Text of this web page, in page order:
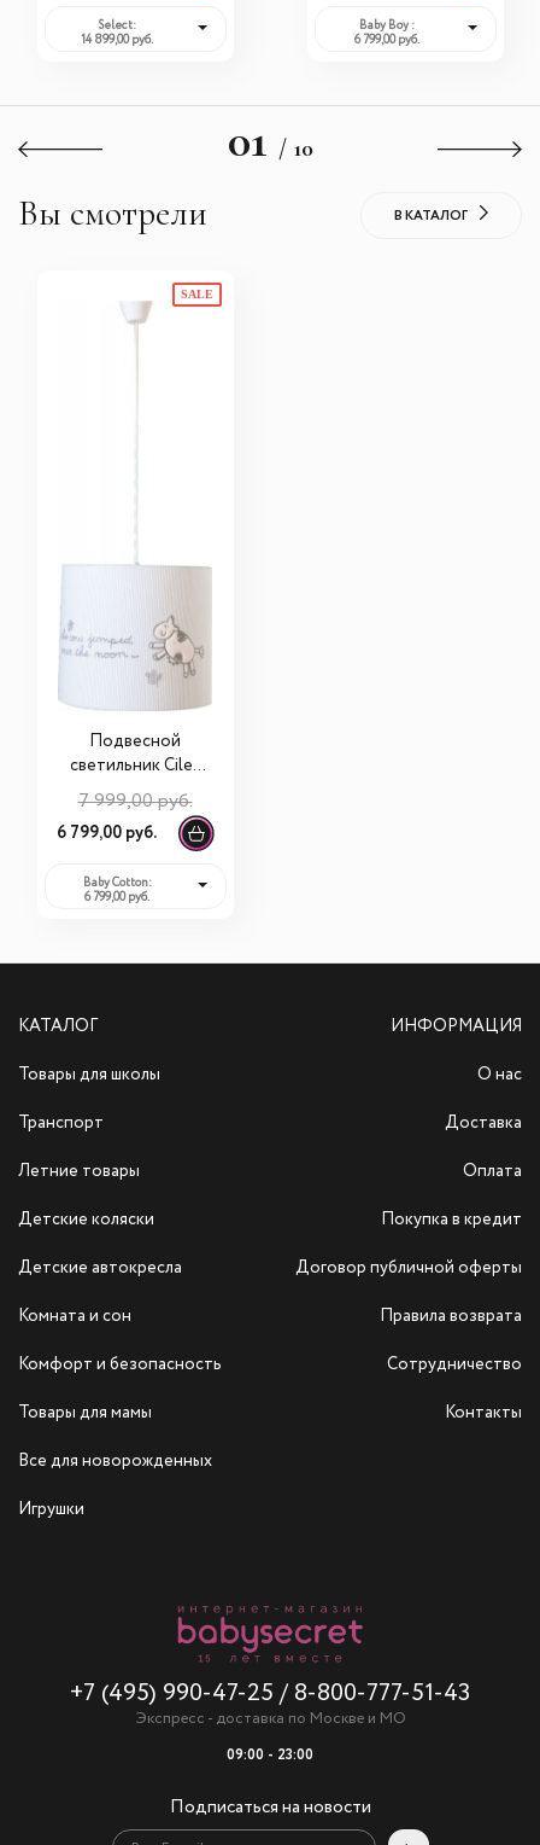
Select:
14 899,00 руб.
Baby Boy :
6 799,00 руб.
01 / 10
Вы смотрели В КАТАЛОГ
SALE
Подвесной
светильник Cilek
Baby Cotton
21.10.6344.00
7 999,00 руб.
6 799,00 руб.
Baby Cotton:
6 799,00 руб.
КАТАЛОГ
Товары для школы
Транспорт
Летние товары
Детские коляски
Детские автокресла
Комната и сон
Комфорт и безопасность
Товары для мамы
Все для новорожденных
Игрушки
+7 (495) 990-47-25 / 8-800-777-51-43
Экспресс - доставка по Москве и МО
09:00 - 23:00
Подписаться на новости
ИНФОРМАЦИЯ
О нас
Доставка
Оплата
Покупка в кредит
Договор публичной оферты
Правила возврата
Сотрудничество
Контакты